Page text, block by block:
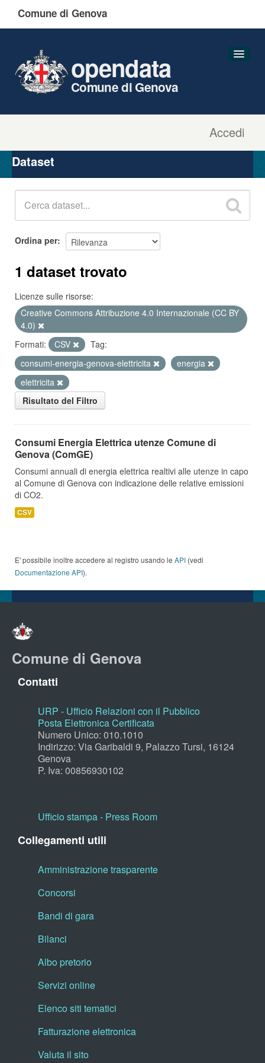
Comune di Genova
Accedi
opendata
Comune di Genova
Organizzazioni
Gruppi
Dataset
Ordina per
1 dataset trovato
Licenze sulle risorse:
Creative Commons Attribuzione 4.0 Internazionale (CC BY
4.0)
Formati:
CSV
Tag:
consumi-energia-genova-elettricita
energia
elettricita
Risultato del Filtro
Consumi Energia Elettrica utenze Comune di
Genova (ComGE)
Consumi annuali di energia elettrica realtivi alle utenze in capo
al Comune di Genova con indicazione delle relative emissioni
di CO2.
CSV
E' possibile inoltre accedere al registro usando le API (vedi
Documentazione API).
Comune di Genova
Contatti
URP - Ufficio Relazioni con il Pubblico
Posta Elettronica Certificata
Numero Unico: 010.1010
Indirizzo: Via Garibaldi 9, Palazzo Tursi, 16124
Genova
P. Iva: 00856930102
Ufficio stampa - Press Room
Collegamenti utili
Amministrazione trasparente
Concorsi
Bandi di gara
Bilanci
Albo pretorio
Servizi online
Elenco siti tematici
Fatturazione elettronica
Valuta il sito